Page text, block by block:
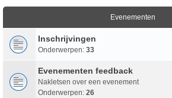
Evenementen
Inschrijvingen
Onderwerpen: 33
Evenementen feedback
Nakletsen over een evenement
Onderwerpen: 26